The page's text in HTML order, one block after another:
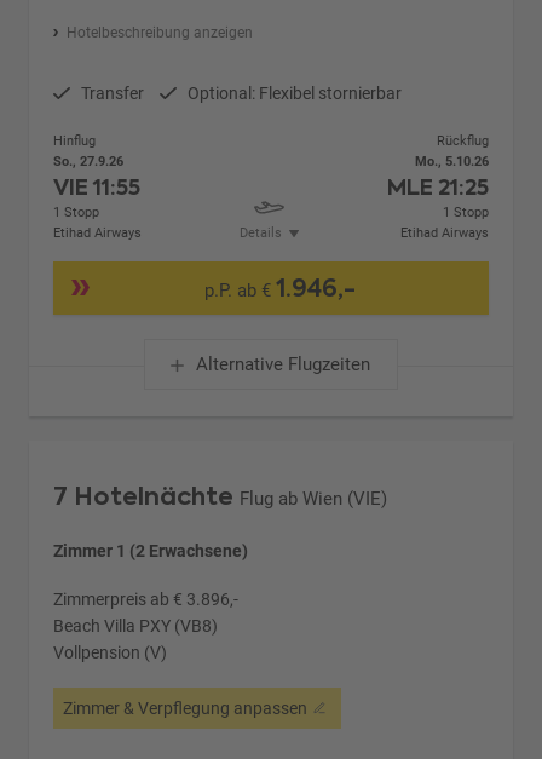
Hotelbeschreibung anzeigen
Transfer Optional: Flexibel stornierbar
Hinflug
So., 27.9.26
VIE11:55
1 Stopp
Etihad Airways
Details
Rückflug
Mo., 5.10.26
MLE 21:25
1 Stopp
Etihad Airways
p.P. ab € 1.946,-
Alternative Flugzeiten
7 Hotelnächte Flug ab Wien (VIE)
Zimmer 1 (2 Erwachsene)
Zimmerpreis ab € 3.896,-
Beach Villa PXY (VB8)
Vollpension (V)
Zimmer & Verpflegung anpassen